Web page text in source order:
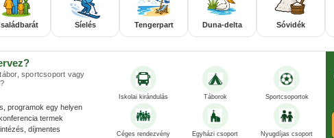
Síelés Tengerpart Duna-delta Sóvidék
sportcsoport vagy
programok egy helyen
termek
díjmentes
Iskolai kirándulás Táborok Sportcsoportok
Céges rendezvény Egyházi csoport Nyugdíjas csoport